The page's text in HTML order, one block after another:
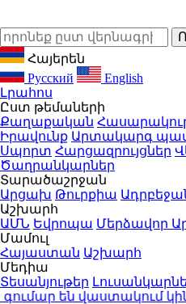
Հայերեն
Русский
English
Լրահոս
Ըստ թեմաների
Քաղաքական
Իրավունք Արտակարգ
Սպորտ Հարցազրույցներ
Ծաղրանկարներ
Տարածաշրջան
Արցախ Թուրքիա
Աշխարհ
ԱՄՆ Եվրոպա Մերձավոր
Մամուլ
Հայաստան Աշխարհ
Մեդիա
Տեսանյութեր
են վաստակում կին